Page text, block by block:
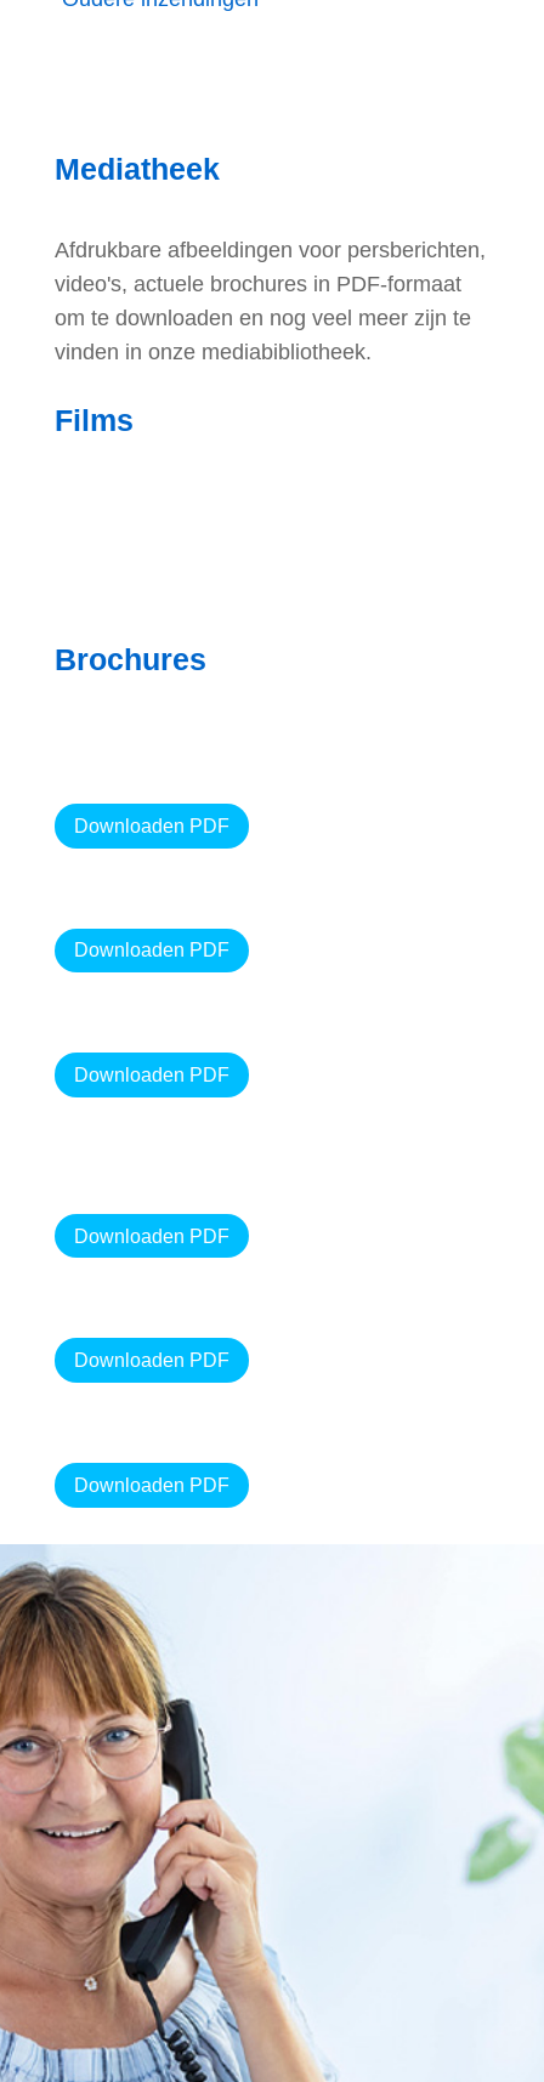
Mediatheek
Afdrukbare afbeeldingen voor persberichten,
video's, actuele brochures in PDF-formaat
om te downloaden en nog veel meer zijn te
vinden in onze mediabibliotheek.
Films
Brochures
Downloaden PDF
Downloaden PDF
Downloaden PDF
Downloaden PDF
Downloaden PDF
Downloaden PDF